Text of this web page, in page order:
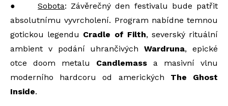
●Sobota: Závěrečný den festivalu bude patřit
absolutnímu vyvrcholení. Program nabídne temnou
gotickou legendu Cradle of Filth, severský rituální
ambient v podání uhrančivýchWardruna, epické
otce doom metalu Candlemass a masivní vlnu
moderního hardcoru od amerických The Ghost
Inside.